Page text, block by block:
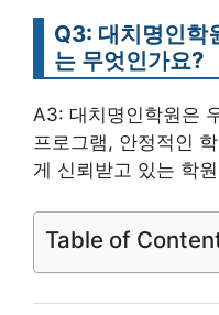
Q3: 대치명인학
는 무엇인가요?
A3: 대치명인학원은
프로그램, 안정적인
게 신뢰받고 있는 학
Table of